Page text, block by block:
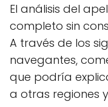
El análisis del
completo sin
A través de los
navegantes,
que podría
a otras regiones